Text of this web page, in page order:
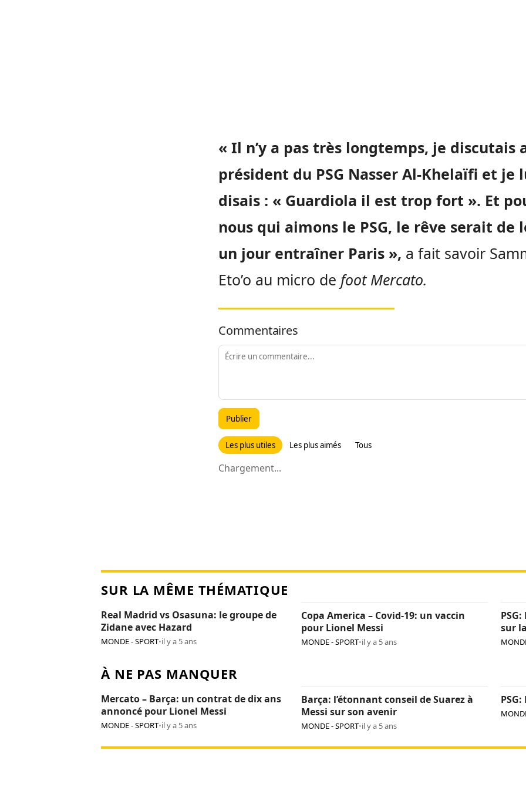
« Il n’y a pas très longtemps, je discutais
président du PSG Nasser Al-Khelaïfi et je
disais : « Guardiola il est trop fort ». Et
nous qui aimons le PSG, le rêve serait de
un jour entraîner Paris », a fait savoir
Eto’o au micro de foot Mercato.
Commentaires
Publier
Les plus utiles Les plus aimés Tous
Chargement...
SUR LA MÊME THÉMATIQUE
Real Madrid vs Osasuna: le groupe de
Zidane avec Hazard
MONDE - SPORT•il y a 5 ans
Copa America – Covid-19: un vaccin
pour Lionel Messi
MONDE - SPORT•il y a 5 ans
sur
À NE PAS MANQUER
Mercato – Barça: un contrat de dix ans
annoncé pour Lionel Messi
MONDE - SPORT•il y a 5 ans
Barça: l’étonnant conseil de Suarez à
Messi sur son avenir
MONDE - SPORT•il y a 5 ans